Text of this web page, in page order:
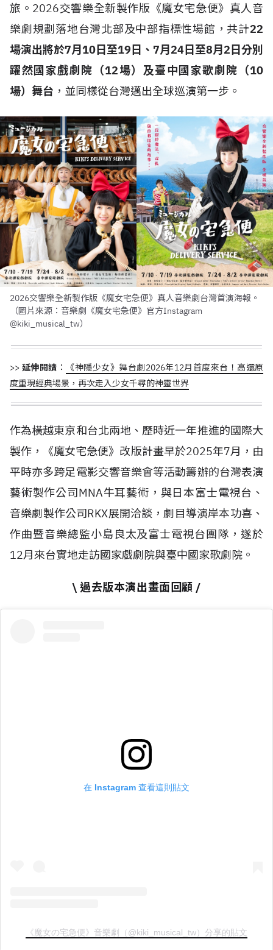
旅。2026交響樂全新製作版《魔女宅急便》真人音
樂劇規劃落地台灣北部及中部指標性場館，共計22
場演出將於7月10日至19日、7月24日至8月2日分別
躍然國家戲劇院（12場）及臺中國家歌劇院（10
場）舞台 ，並同樣從台灣邁出全球巡演第一步。
2026交響樂全新製作版《魔女宅急便》真人音樂劇台灣首演海報。
（圖片來源：音樂劇《魔女宅急便》官方Instagram
@kiki_musical_tw）
>> 延伸閱讀 ：
《神隱少女》舞台劇2026年12月首度來台！高還原
度重現經典場景，再次走入少女千尋的神靈世界
作為橫越東京和台北兩地、歷時近一年推進的國際大
製作，《魔女宅急便》改版計畫早於2025年7月，由
平時亦多跨足電影交響音樂會等活動籌辦的台灣表演
藝術製作公司MNA牛耳藝術，與日本富士電視台、
音樂劇製作公司RKX展開洽談，劇目導演岸本功喜、
作曲暨音樂總監小島良太及富士電視台團隊，遂於
12月來台實地走訪國家戲劇院與臺中國家歌劇院。
\ 過去版本演出畫面回顧 /
在 Instagram 查看這則貼文
《魔女の宅急便》音樂劇（@kiki_musical_tw）分享的貼文